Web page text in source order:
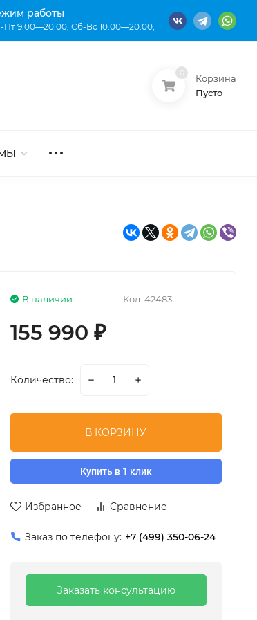
работы
Пт 9:00—20:00; Сб-Вс 10:00—20:00;
Корзина
Пусто
Код: 42483
В наличии
155 990 ₽
Количество:
В КОРЗИНУ
Купить в 1 клик
Избранное Сравнение
Заказ по телефону: +7 (499) 350-06-24
Заказать консультацию